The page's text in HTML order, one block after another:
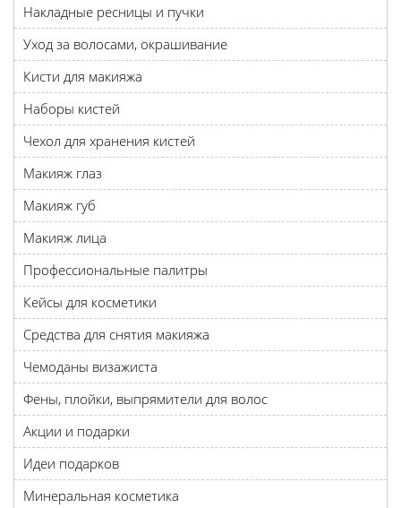
Накладные ресницы и пучки
Уход за волосами, окрашивание
Кисти для макияжа
Наборы кистей
Чехол для хранения кистей
Макияж глаз
Макияж губ
Макияж лица
Профессиональные палитры
Кейсы для косметики
Средства для снятия макияжа
Чемоданы визажиста
Фены, плойки, выпрямители для волос
Акции и подарки
Идеи подарков
Минеральная косметика